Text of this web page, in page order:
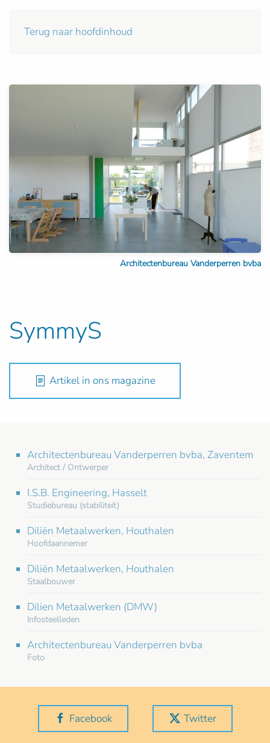
Terug naar hoofdinhoud
Architectenbureau Vanderperren bvba
SymmyS
Artikel in ons magazine
Architectenbureau Vanderperren bvba, Zaventem
Architect / Ontwerper
I.S.B. Engineering, Hasselt
Studiebureau (stabiliteit)
Diliën Metaalwerken, Houthalen
Hoofdaannemer
Diliën Metaalwerken, Houthalen
Staalbouwer
Dilien Metaalwerken (DMW)
Infosteelleden
Architectenbureau Vanderperren bvba
Foto
Facebook Twitter